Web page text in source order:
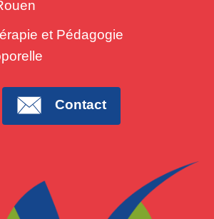
et Pédagogie
Contact